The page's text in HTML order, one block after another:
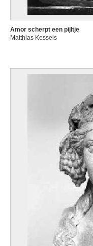
Amor scherpt een pijltje
Matthias Kessels